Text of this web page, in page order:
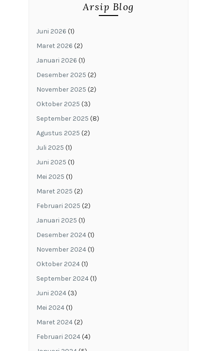
Arsip Blog
Juni 2026 (1)
Maret 2026 (2)
Januari 2026 (1)
Desember 2025 (2)
November 2025 (2)
Oktober 2025 (3)
September 2025 (8)
Agustus 2025 (2)
Juli 2025 (1)
Juni 2025 (1)
Mei 2025 (1)
Maret 2025 (2)
Februari 2025 (2)
Januari 2025 (1)
Desember 2024(1)
November 2024(1)
Oktober 2024(1)
September 2024(1)
Juni 2024(3)
Mei 2024(1)
Maret 2024(2)
Februari 2024(4)